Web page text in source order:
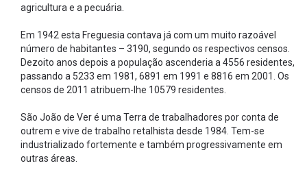
agricultura e a pecuária.
Em 1942 esta Freguesia contava já com um muito razoável
número de habitantes – 3190, segundo os respectivos censos.
Dezoito anos depois a população ascenderia a 4556 residentes,
passando a 5233 em 1981, 6891 em 1991 e 8816 em 2001. Os
censos de 2011 atribuem-lhe 10579 residentes.
São João de Ver é uma Terra de trabalhadores por conta de
outrem e vive de trabalho retalhista desde 1984. Tem-se
industrializado fortemente e também progressivamente em
outras áreas.